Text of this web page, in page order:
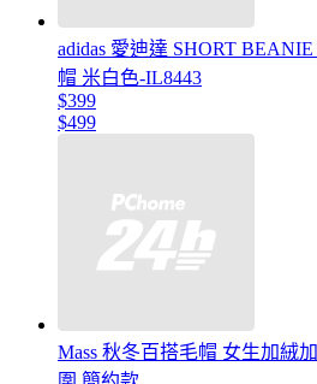
adidas 愛迪達 SHORT
帽 米白色-IL8443
$399
$499
Mass 秋冬百搭毛帽 女生加絨